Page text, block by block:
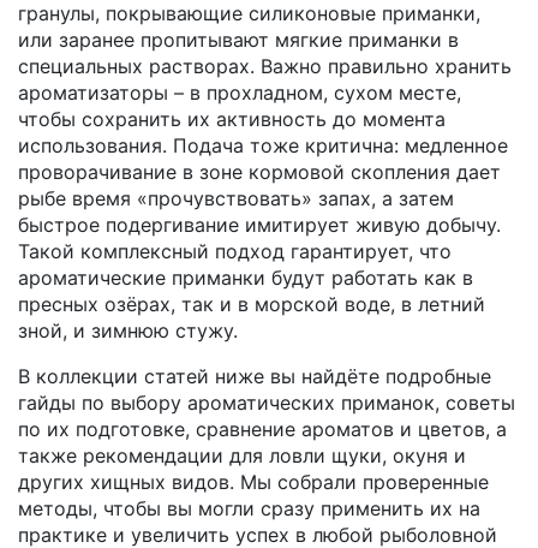
гранулы, покрывающие силиконовые приманки,
или заранее пропитывают мягкие приманки в
специальных растворах. Важно правильно хранить
ароматизаторы – в прохладном, сухом месте,
чтобы сохранить их активность до момента
использования. Подача тоже критична: медленное
проворачивание в зоне кормовой скопления дает
рыбе время «прочувствовать» запах, а затем
быстрое подергивание имитирует живую добычу.
Такой комплексный подход гарантирует, что
ароматические приманки будут работать как в
пресных озёрах, так и в морской воде, в летний
зной, и зимнюю стужу.
В коллекции статей ниже вы найдёте подробные
гайды по выбору ароматических приманок, советы
по их подготовке, сравнение ароматов и цветов, а
также рекомендации для ловли щуки, окуня и
других хищных видов. Мы собрали проверенные
методы, чтобы вы могли сразу применить их на
практике и увеличить успех в любой рыболовной